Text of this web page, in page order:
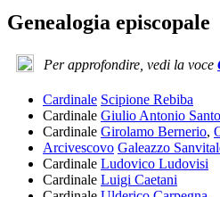
Genealogia episcopale
Per approfondire, vedi la voce
Cardinale Scipione Rebiba
Cardinale Giulio Antonio
Cardinale Girolamo Bernerio,
Arcivescovo Galeazzo
Cardinale Ludovico Ludovisi
Cardinale Luigi Caetani